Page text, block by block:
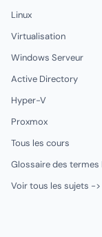
Linux
Virtualisation
Windows Serveur
Active Directory
Hyper-V
Proxmox
Tous les cours
Glossaire des termes
Voir tous les sujets ->